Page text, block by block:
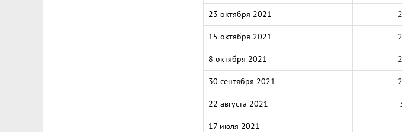
23 октября 2021
15 октября 2021
8 октября 2021
30 сентября 2021
22 августа 2021
17 июля 2021